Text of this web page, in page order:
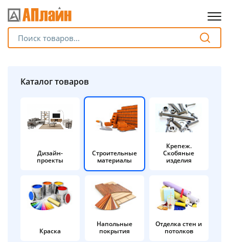
Каталог товаров
Дизайн-
проекты
Строительные
материалы
Крепеж.
Скобяные
изделия
Краска
Напольные
покрытия
Отделка стен и
потолков
Разбейте
на части
без переплат
График платежей
Сегодня
%